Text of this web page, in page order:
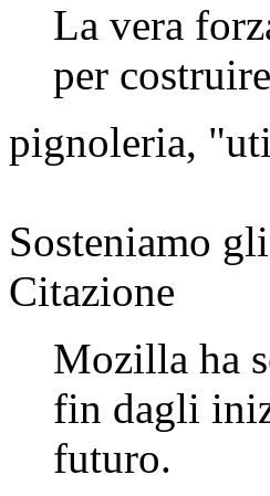
La vera
per
pignoleria,
Sosteniamo
Citazione
Mozilla ha
fin dagli
futuro.